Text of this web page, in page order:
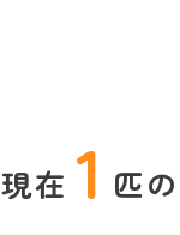
現在 1 匹の